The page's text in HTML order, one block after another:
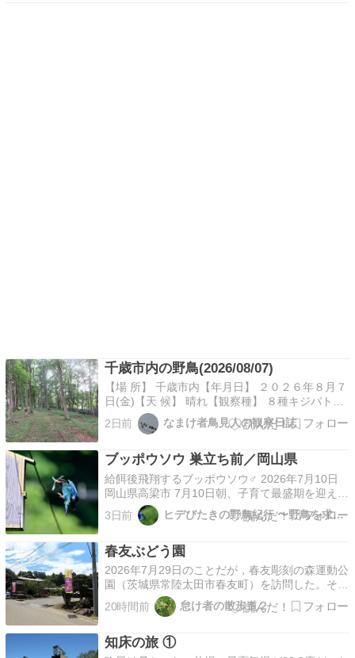
千歳市内の野鳥(2026/08/07)
【場 所】 千歳市内【年月日】 ２０２６年８月７
日(金)【天 候】 晴れ【観察種】 ８種キジバト、
ハシボソガラス、ハシブトガラス、ハシブトガ
ラ、シジュウカラ、ヒヨドリ、スズメ、カワラヒ
キジバトの声が聞こえていました。水面にも何か
いるのか…
2日前 なまけ者鳥見人の観察日誌
ブッポウソウ 巣立ち前／岡山県
給餌後飛翔するブッポウソウ♂ 2026年7月10日
岡山県高梁市 7月10日朝、子育て最盛期を迎えた
近所のブッポウソウ。距離を取って、身を隠し、
静かに待っていると、何度も餌運び。この時間帯
の青色が鮮やかで広いので、♂ばかり。カメラを
固…
3日前 ヒデびたきの野鳥紀行 〜野鳥を求めて近隣から遠方…
春友ぶどう園
2026年7月29日のことだが，春友彫刻の森運動公
園（茨城県常陸太田市春友町）を訪問した。その
際，春友ぶどう園（茨城県常陸太田市春友町）も
訪問した。脳御林水産大臣賞を受賞したことのあ
3～4台程度。何種類かの品種のブドウが並べら
20時間前 怠け者の散歩道２
知床の旅 ①